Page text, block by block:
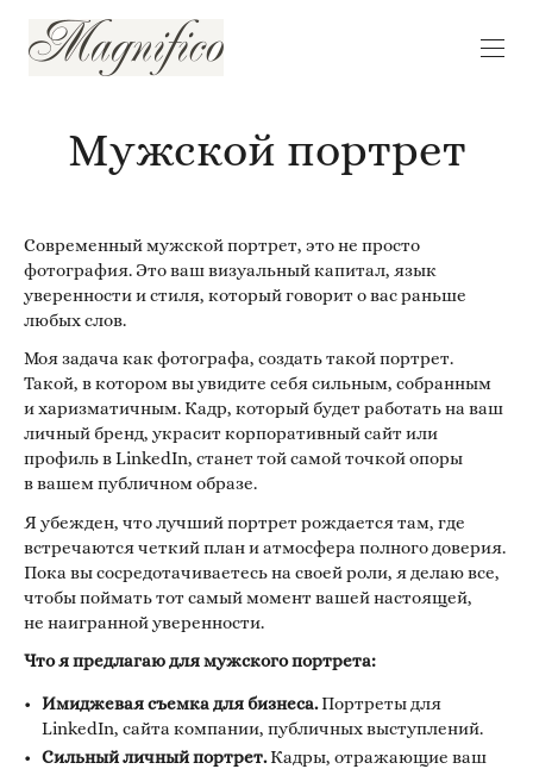
Мужской портрет
Современный мужской портрет, это не просто
фотография. Это ваш визуальный капитал, язык
уверенности и стиля, который говорит о вас раньше
любых слов.
Моя задача как фотографа, создать такой портрет.
Такой, в котором вы увидите себя сильным, собранным
и харизматичным. Кадр, который будет работать на ваш
личный бренд, украсит корпоративный сайт или
профиль в LinkedIn, станет той самой точкой опоры
в вашем публичном образе.
Я убежден, что лучший портрет рождается там, где
встречаются четкий план и атмосфера полного доверия.
Пока вы сосредотачиваетесь на своей роли, я делаю все,
чтобы поймать тот самый момент вашей настоящей,
не наигранной уверенности.
Что я предлагаю для мужского портрета:
Имиджевая съемка для бизнеса.Портреты для
LinkedIn, сайта компании, публичных выступлений.
Сильный личный портрет.Кадры, отражающие ваш